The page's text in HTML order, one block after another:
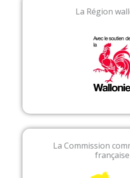
La Région
La Commission
française